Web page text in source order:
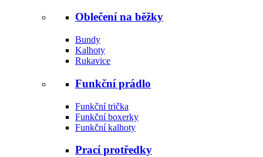
Oblečení na běžky
Bundy
Kalhoty
Rukavice
Funkční prádlo
Funkční trička
Funkční boxerky
Funkční kalhoty
Prací protředky